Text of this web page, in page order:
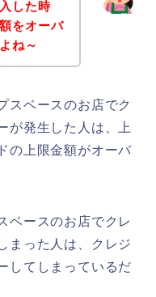
した時
をオーバ
ね～
スベースのお店でク
が発生した人は、上
の上限金額がオーバ
ベースのお店でクレ
まった人は、クレジ
してしまっているだ